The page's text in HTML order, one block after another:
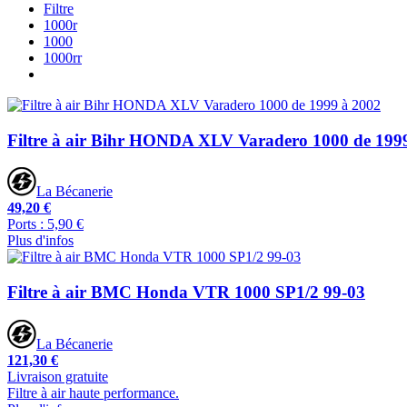
Filtre
1000r
1000
1000rr
Filtre à air Bihr HONDA XLV Varadero 1000 de
La Bécanerie
49,20 €
Ports : 5,90 €
Plus d'infos
Filtre à air BMC Honda VTR 1000 SP1/2 99-03
La Bécanerie
121,30 €
Livraison gratuite
Filtre à air haute performance.